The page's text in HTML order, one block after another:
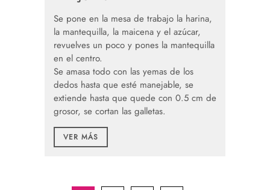
Se pone en la mesa de trabajo la harina,
la mantequilla, la maicena y el azúcar,
revuelves un poco y pones la mantequilla
en el centro.
Se amasa todo con las yemas de los
dedos hasta que esté manejable, se
extiende hasta que quede con 0.5 cm de
grosor, se cortan las galletas.
VER MÁS